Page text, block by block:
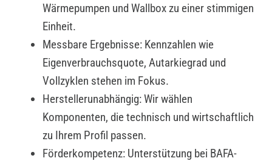
Wärmepumpen und Wallbox zu einer stimmigen
Einheit.
Messbare Ergebnisse: Kennzahlen wie
Eigenverbrauchsquote, Autarkiegrad und
Vollzyklen stehen im Fokus.
Herstellerunabhängig: Wir wählen
Komponenten, die technisch und wirtschaftlich
zu Ihrem Profil passen.
Förderkompetenz: Unterstützung bei BAFA-